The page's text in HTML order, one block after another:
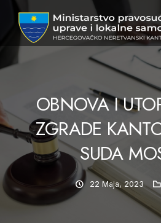
MPULS
HNK
OBNOVA I
ZGRADE
SUDA
22 Maja, 2023